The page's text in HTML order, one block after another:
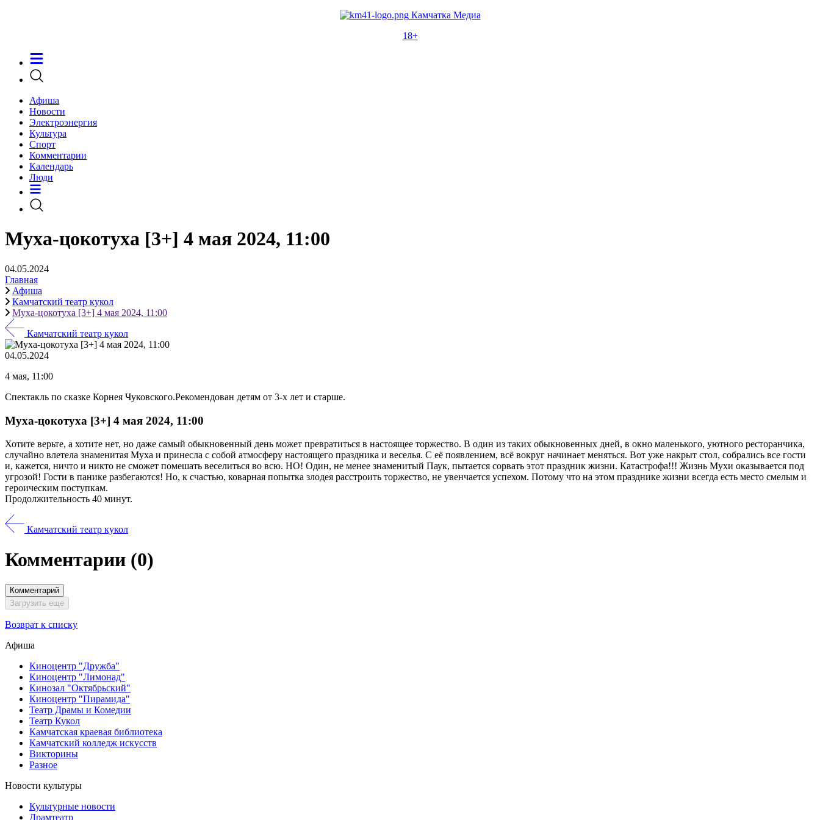
Камчатка Медиа
18+
Афиша
Новости
Электроэнергия
Культура
Спорт
Комментарии
Календарь
Люди
Муха-цокотуха [3+] 4 мая 2024, 11:00
04.05.2024
Главная
Афиша
Камчатский театр кукол
Муха-цокотуха [3+] 4 мая 2024, 11:00
Камчатский театр кукол
04.05.2024
4 мая, 11:00
Спектакль по сказке Корнея Чуковского.Рекомендован детям от 3-х лет и старше.
Муха-цокотуха [3+] 4 мая 2024, 11:00
Хотите верьте, а хотите нет, но даже самый обыкновенный день может превратиться в настоящее торжество. В один из таких обыкновенных дней, в окно маленького, уютного ресторанчика,
случайно влетела знаменитая Муха и принесла с собой атмосферу настоящего праздника и веселья. С её появлением, всё вокруг начинает меняться. Вот уже накрыт стол, собрались все гости
и, кажется, ничто и никто не сможет помешать веселиться во всю. НО! Один, не менее знаменитый Паук, пытается сорвать этот праздник жизни. Катастрофа!!! Жизнь Мухи оказывается под
угрозой! Гости в панике разбегаются! Но, к счастью, коварная попытка злодея расстроить торжество, не увенчается успехом. Потому что на этом празднике жизни всегда есть место смелым и
героическим поступкам.
Продолжительность 40 минут.
Камчатский театр кукол
Комментарии (0)
Комментарий
Загрузить еще
Возврат к списку
Афиша
Киноцентр "Дружба"
Киноцентр "Лимонад"
Кинозал "Октябрьский"
Киноцентр "Пирамида"
Театр Драмы и Комедии
Театр Кукол
Камчатская краевая библиотека
Камчатский колледж искусств
Викторины
Разное
Новости культуры
Культурные новости
Драмтеатр